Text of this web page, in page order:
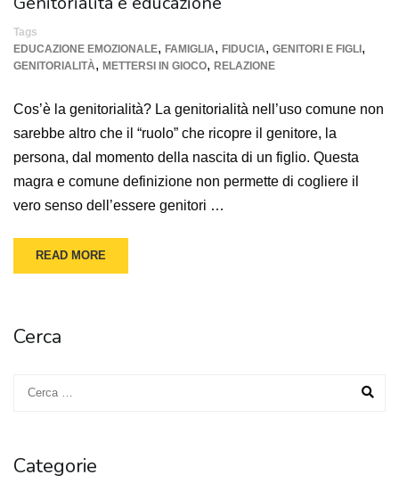
Tags
EDUCAZIONE EMOZIONALE, FAMIGLIA, FIDUCIA, GENITORI E FIGLI ,
GENITORIALITÀ, METTERSI IN GIOCO, RELAZIONE
Cos’è la genitorialità? La genitorialità nell’uso comune non
sarebbe altro che il “ruolo” che ricopre il genitore, la
persona, dal momento della nascita di un figlio. Questa
magra e comune definizione non permette di cogliere il
vero senso dell’essere genitori …
READ MORE
Cerca
Categorie